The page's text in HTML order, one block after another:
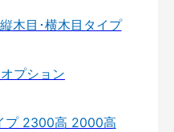
木目･横木目タイプ
プション
プ 2300高 2000高